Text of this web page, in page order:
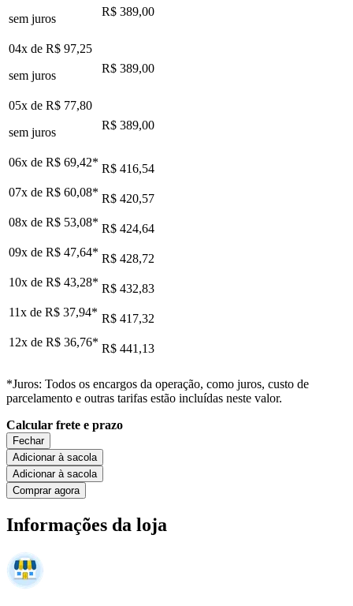
sem juros
R$ 389,00
04x de R$ 97,25
sem juros
R$ 389,00
05x de R$ 77,80
sem juros
R$ 389,00
06x de R$ 69,42* R$ 416,54
07x de R$ 60,08* R$ 420,57
08x de R$ 53,08* R$ 424,64
09x de R$ 47,64* R$ 428,72
10x de R$ 43,28* R$ 432,83
11x de R$ 37,94* R$ 417,32
12x de R$ 36,76* R$ 441,13
*Juros: Todos os encargos da operação, como juros, custo de
parcelamento e outras tarifas estão incluídas neste valor.
Calcular frete e prazo
Fechar
Adicionar à sacola
Adicionar à sacola
Comprar agora
Informações da loja